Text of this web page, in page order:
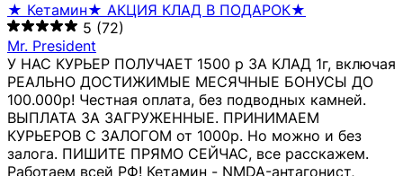
★ Кетамин★ АКЦИЯ КЛАД В ПОДАРОК★
5 (72)
Mr. President
У НАС КУРЬЕР ПОЛУЧАЕТ 1500 р ЗА КЛАД 1г, включая
РЕАЛЬНО ДОСТИЖИМЫЕ МЕСЯЧНЫЕ БОНУСЫ ДО
100.000р! Честная оплата, без подводных камней.
ВЫПЛАТА ЗА ЗАГРУЖЕННЫЕ. ПРИНИМАЕМ
КУРЬЕРОВ С ЗАЛОГОМ от 1000р. Но можно и без
залога. ПИШИТЕ ПРЯМО СЕЙЧАС, все расскажем.
Работаем всей РФ! Кетамин - NMDA-антагонист,